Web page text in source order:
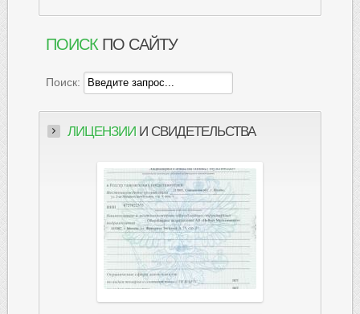
ПОИСКПО САЙТУ
Поиск:
ЛИЦЕНЗИИ И СВИДЕТЕЛЬСТВА